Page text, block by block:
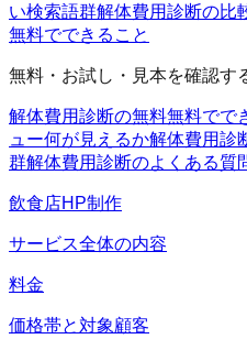
い検索語群解体費用診断の比
無料でできること
無料・お試し・見本を確認す
解体費用診断の無料無料でで
ュー何が見えるか解体費用診
群解体費用診断のよくある質
飲食店HP制作
サービス全体の内容
料金
価格帯と対象顧客